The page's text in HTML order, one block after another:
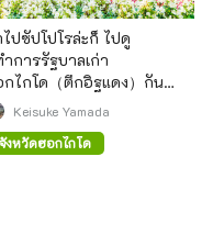
ปซัปโปโรล่ะก็ ไปดู
การรัฐบาลเก่า
ไกโด（ตึกอิฐแดง）กัน
ะ!Keisuke Yamada
จังหวัดฮอกไกโด